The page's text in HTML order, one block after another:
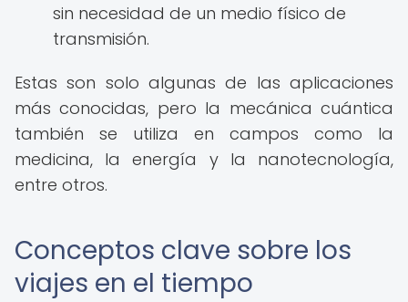
sin necesidad de un medio físico de
transmisión.
Estas son solo algunas de las aplicaciones
más conocidas, pero la mecánica cuántica
también se utiliza en campos como la
medicina, la energía y la nanotecnología,
entre otros.
Conceptos clave sobre los
viajes en el tiempo